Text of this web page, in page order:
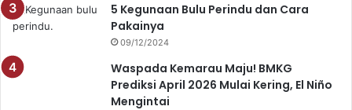
5 Kegunaan Bulu Perindu dan Cara
Pakainya
09/12/2024
Waspada Kemarau Maju! BMKG
Prediksi April 2026 Mulai Kering, El Niño
Mengintai